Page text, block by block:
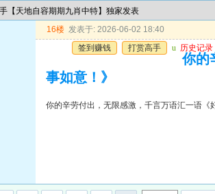
【天地自容期期九肖中特】独家发表
16楼 发表于: 2026-06-02 18:40
签到赚钱
打赏高手 u 历史记录
你的
事如意！》
你的辛劳付出，无限感激，千言万语汇一语《